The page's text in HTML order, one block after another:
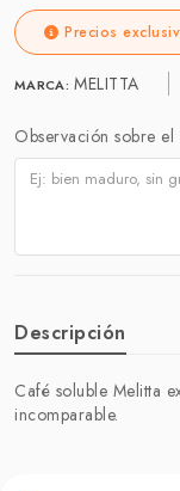
Precios
MARCA: MELITTA
Observación sobre
Descripción
Café soluble Melitta
incomparable.